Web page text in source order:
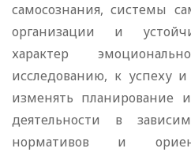
самосознания, системы
организации и
характер
исследованию, к успеху и
изменять планирование
деятельности в
нормативов и